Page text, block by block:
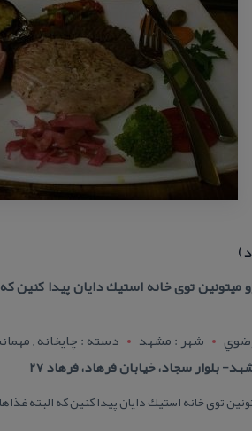
توی خانه استیك دایان پیدا كنین
شهر : مشهد
دسته : چایخانه ,
سجاد، خیابان فرهاد، فرهاد ۲۷
توی خانه استیك دایان پیدا كنین كه البته